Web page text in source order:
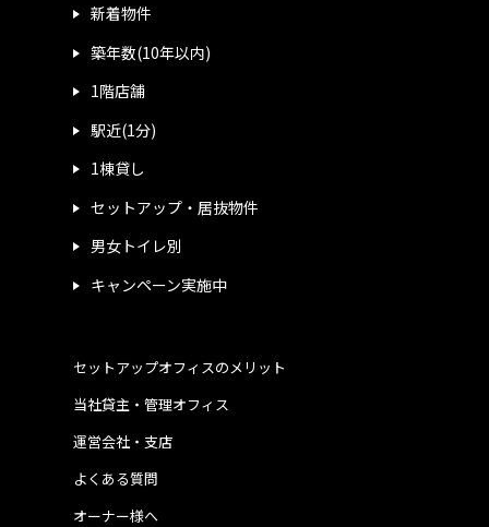
新着物件
築年数(10年以内)
1階店舗
駅近(1分)
1棟貸し
セットアップ・居抜物件
男女トイレ別
キャンペーン実施中
運営会社・支店
よくある質問
当社貸主・管理オフィス
オーナー様へ
セットアップオフィスのメリット